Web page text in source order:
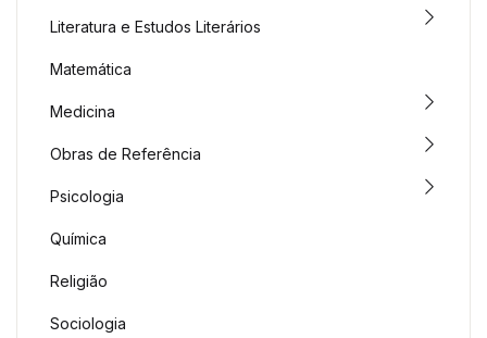
Literatura e Estudos Literários
Matemática
Medicina
Obras de Referência
Psicologia
Química
Religião
Sociologia